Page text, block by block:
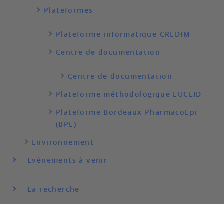
Plateformes
Plateforme informatique CREDIM
Centre de documentation
Centre de documentation
Plateforme méthodologique EUCLID
Plateforme Bordeaux PharmacoEpi
(BPE)
Environnement
Evènements à venir
La recherche